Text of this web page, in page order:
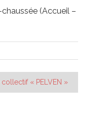
(Accueil –
« PELVEN »